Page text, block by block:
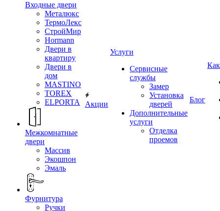
Входные двери
Металюкс
ТермоЛекс
СтройМир
Hormann
Двери в
квартиру
Двери в
дом
MASTINO
TOREX
ELPORTA
Межкомнатные
двери
Массив
Экошпон
Эмаль
Фурнитура
Ручки
Акции
Услуги
Сервисные
службы
Замер
Установка
дверей
Дополнительные
услуги
Отделка
проемов
Блог